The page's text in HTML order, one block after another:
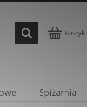
Koszyk:
Spiżarnia